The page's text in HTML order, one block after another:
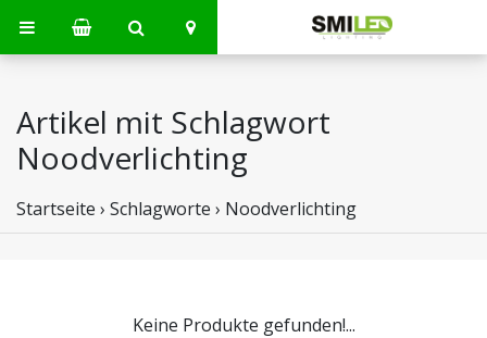
Artikel mit Schlagwort
Noodverlichting
Startseite › Schlagworte › Noodverlichting
Keine Produkte gefunden!...